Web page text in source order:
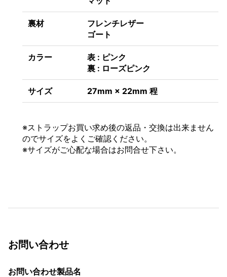
裏材
フレンチレザー
ゴート
カラー
表 : ピンク
裏 : ローズピンク
サイズ 27mm × 22mm 程
※ストラップお買い求め後の返品・交換は出来ません
のでサイズをよくご確認ください。
※サイズがご心配な場合はお問合せ下さい。
お問い合わせ
お問い合わせ製品名